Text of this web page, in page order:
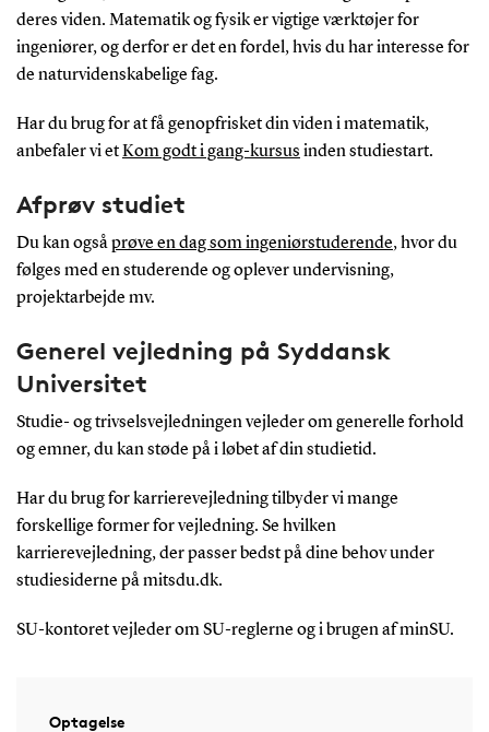
deres viden. Matematik og fysik er vigtige værktøjer for
ingeniører, og derfor er det en fordel, hvis du har interesse for
de naturvidenskabelige fag.
Har du brug for at få genopfrisket din viden i matematik,
anbefaler vi etKom godt i gang-kursus inden studiestart.
Afprøv studiet
Du kan ogsåprøve en dag som ingeniørstuderende, hvor du
følges med en studerende og oplever undervisning,
projektarbejde mv.
Generel vejledning på Syddansk
Universitet
Studie- og trivselsvejledningen vejleder om generelle forhold
og emner, du kan støde på i løbet af din studietid.
Har du brug for karrierevejledning tilbyder vi mange
forskellige former for vejledning. Se hvilken
karrierevejledning, der passer bedst på dine behov under
studiesiderne på mitsdu.dk.
SU-kontoret vejleder om SU-reglerne og i brugen af minSU.
Optagelse